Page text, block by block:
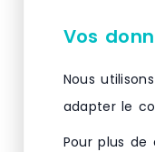
Vos
Nous
adapter le
Pour plus de